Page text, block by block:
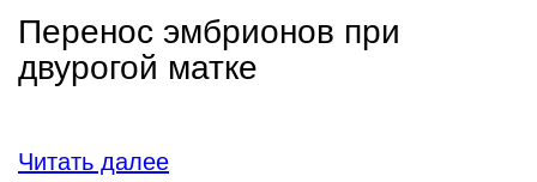
Перенос эмбрионов при
двурогой матке
Читать далее